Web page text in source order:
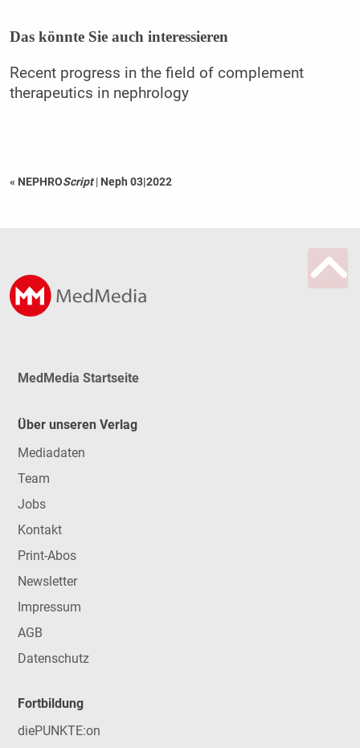
Das könnte Sie auch interessieren
Recent progress in the field of complement
therapeutics in nephrology
« NEPHROScript | Neph 03|2022
MedMedia Startseite
Über unseren Verlag
Mediadaten
Team
Jobs
Kontakt
Print-Abos
Newsletter
Impressum
AGB
Datenschutz
Fortbildung
diePUNKTE:on